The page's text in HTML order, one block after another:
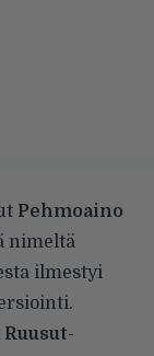
Pehmoaino
nimeltä
ilmestyi
Ruusut-